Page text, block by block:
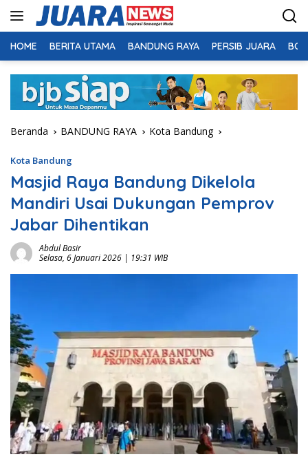
HOME BERITA UTAMA BANDUNG RAYA PERSIB JUARA
Beranda BANDUNG RAYA Kota Bandung
Kota Bandung
Masjid Raya Bandung Dikelola
Mandiri Usai Dukungan Pemprov
Jabar Dihentikan
Abdul Basir
Selasa, 6 Januari 2026 | 19:31 WIB